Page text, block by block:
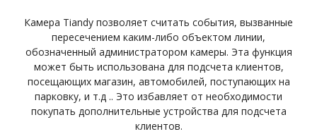
Камера Tiandy позволяет считать события, вызванные
пересечением каким-либо объектом линии,
обозначенный администратором камеры. Эта функция
может быть использована для подсчета клиентов,
посещающих магазин, автомобилей, поступающих на
парковку, и т.д .. Это избавляет от необходимости
покупать дополнительные устройства для подсчета
клиентов.